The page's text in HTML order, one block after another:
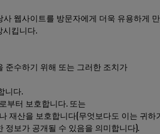
웹사이트를 방문자에게 더욱 유용하게
시킵니다.
준수하기 위해 또는 그러한 조치가
니다.
부터 보호합니다. 또는
재산을 보호합니다(무엇보다도 이는 귀
보가 공개될 수 있음을 의미합니다).